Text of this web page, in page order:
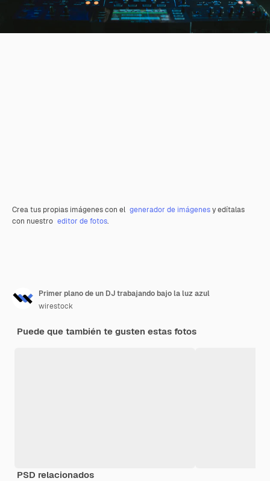
Crea tus propias imágenes con el generador de imágenesy edítalas
con nuestro editor de fotos.
Primer plano de un DJ trabajando bajo la luz azul
wirestock
Puede que también te gusten estas fotos
PSD relacionados